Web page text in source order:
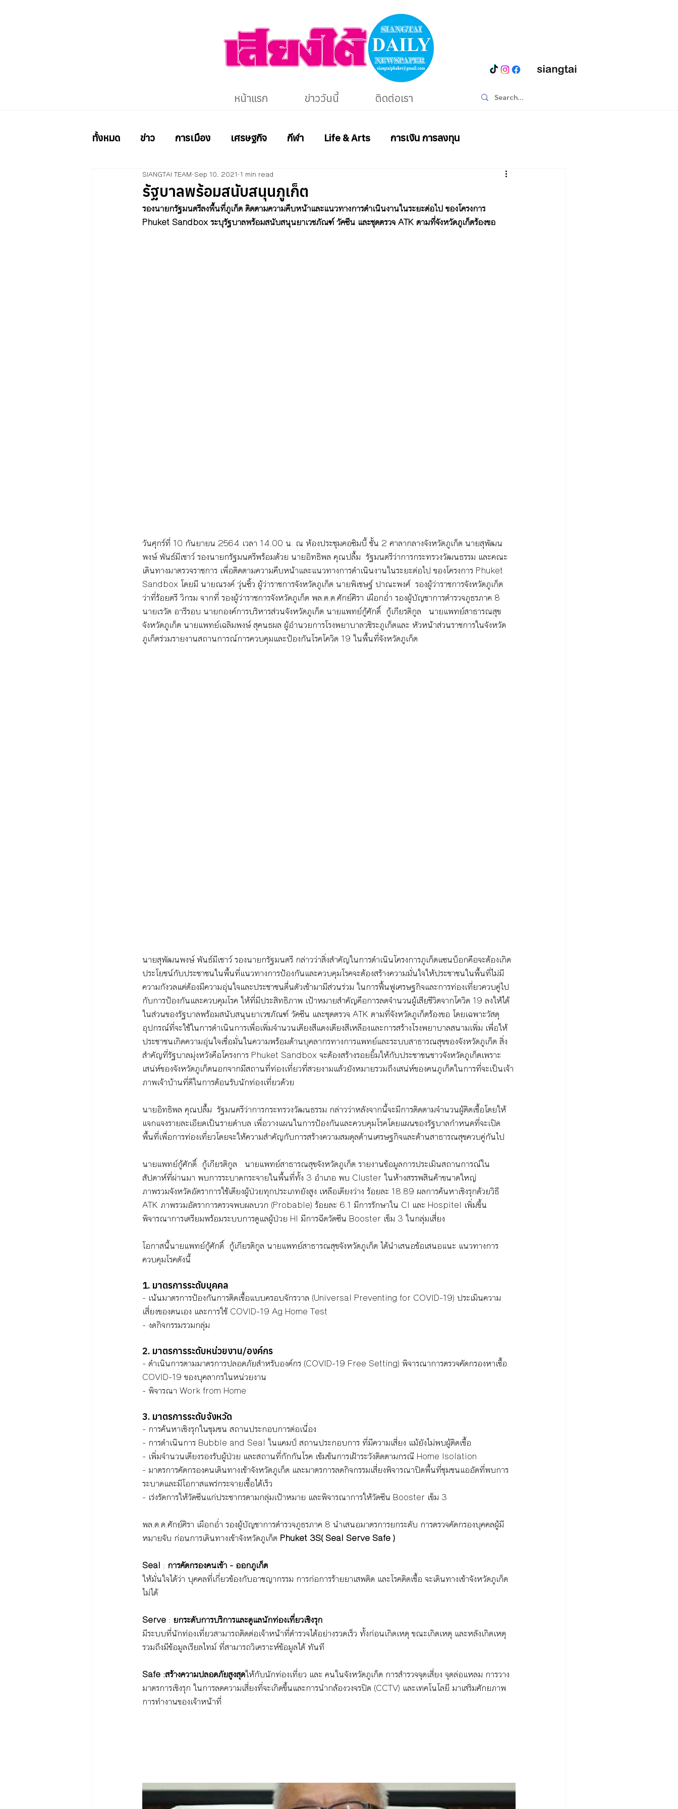
หน้าแรก ข่าววันนี้ ติดต่อเรา
ทั้งหมด ข่าว การเมือง เศรษฐกิจ กีฬา Life & Arts การเงิน การลงทุน
รัฐบาลพร้อมสนับสนุนภูเก็ต
SIANGTAI TEAM Sep 10, 2021 1 min read
รองนายกรัฐมนตรีลงพื้นที่ภูเก็ต ติดตามความคืบหน้าและแนวทางการดำเนินงานในระยะต่อไป ของโครงการ
Phuket Sandbox ระบุรัฐบาลพร้อมสนับสนุนยาเวชภัณฑ์ วัคซีน และชุดตรวจ ATK ตามที่จังหวัดภูเก็ตร้องขอ
วันศุกร์ที่ 10 กันยายน 2564 เวลา 14.00 น. ณ ห้องประชุมคอซิมบี้ ชั้น 2 ศาลากลางจังหวัดภูเก็ต นายสุพัฒน
พงษ์ พันธ์มีเชาว์ รองนายกรัฐมนตรีพร้อมด้วย นายอิทธิพล คุณปลื้ม  รัฐมนตรีว่าการกระทรวงวัฒนธรรม และคณะ
เดินทางมาตรวจราชการ เพื่อติดตามความคืบหน้าและแนวทางการดำเนินงานในระยะต่อไป ของโครงการ Phuket
Sandbox โดยมี นายณรงค์ วุ่นซิ้ว ผู้ว่าราชการจังหวัดภูเก็ต นายพิเชษฐ์ ปาณะพงศ์  รองผู้ว่าราชการจังหวัดภูเก็ต
ว่าที่ร้อยตรี วิกรม จากที่ รองผู้ว่าราชการจังหวัดภูเก็ต พล.ต.ต.ศักย์ศิรา เผือกอ่ำ รองผู้บัญชาการตำรวจภูธรภาค 8
นายเรวัต อารีรอบ นายกองค์การบริหารส่วนจังหวัดภูเก็ต นายแพทย์กู้ศักดิ์  กู้เกียรติกูล   นายแพทย์สาธารณสุข
จังหวัดภูเก็ต นายแพทย์เฉลิมพงษ์ สุคนธผล ผู้อำนวยการโรงพยาบาลวชิระภูเก็ตและ หัวหน้าส่วนราชการในจังหวัด
ภูเก็ตร่วมรายงานสถานการณ์การควบคุมและป้องกันโรคโควิด 19 ในพื้นที่จังหวัดภูเก็ต
นายสุพัฒนพงษ์ พันธ์มีเชาว์ รองนายกรัฐมนตรี กล่าวว่าสิ่งสำคัญในการดำเนินโครงการภูเก็ตแซนบ็อกคือจะต้องเกิด
ประโยชน์กับประชาชนในพื้นที่แนวทางการป้องกันและควบคุมโรคจะต้องสร้างความมั่นใจให้ประชาชนในพื้นที่ไม่มี
ความกังวลแต่ต้องมีความอุ่นใจและประชาชนตื่นตัวเข้ามามีส่วนร่วม ในการฟื้นฟูเศรษฐกิจและการท่องเที่ยวควบคู่ไป
กับการป้องกันและควบคุมโรค ให้ที่มีประสิทธิภาพ เป้าหมายสำคัญคือการลดจำนวนผู้เสียชีวิตจากโควิด 19 ลงให้ได้
ในส่วนของรัฐบาลพร้อมสนับสนุนยาเวชภัณฑ์ วัคซีน และชุดตรวจ ATK ตามที่จังหวัดภูเก็ตร้องขอ โดยเฉพาะวัสดุ
อุปกรณ์ที่จะใช้ในการดำเนินการเพื่อเพิ่มจำนวนเตียงสีแดงเตียงสีเหลืองและการสร้างโรงพยาบาลสนามเพิ่ม เพื่อให้
ประชาชนเกิดความอุ่นใจเชื่อมั่นในความพร้อมด้านบุคลากรทางการแพทย์และระบบสาธารณสุขของจังหวัดภูเก็ต สิ่ง
สำคัญที่รัฐบาลมุ่งหวังคือโครงการ Phuket Sandbox จะต้องสร้างรอยยิ้มให้กับประชาชนชาวจังหวัดภูเก็ตเพราะ
เสน่ห์ของจังหวัดภูเก็ตนอกจากมีสถานที่ท่องเที่ยวที่สวยงามแล้วยังหมายรวมถึงเสน่ห์ของคนภูเก็ตในการที่จะเป็นเจ้า
ภาพเจ้าบ้านที่ดีในการต้อนรับนักท่องเที่ยวด้วย
นายอิทธิพล คุณปลื้ม  รัฐมนตรีว่าการกระทรวงวัฒนธรรม กล่าวว่าหลังจากนี้จะมีการติดตามจำนวนผู้ติดเชื้อโดยให้
แจกแจงรายละเอียดเป็นรายตำบล เพื่อวางแผนในการป้องกันและควบคุมโรคโดยแผนของรัฐบาลกำหนดที่จะเปิด
พื้นที่เพื่อการท่องเที่ยวโดยจะให้ความสำคัญกับการสร้างความสมดุลด้านเศรษฐกิจและด้านสาธารณสุขควบคู่กันไป
นายแพทย์กู้ศักดิ์  กู้เกียรติกูล   นายแพทย์สาธารณสุขจังหวัดภูเก็ต รายงานข้อมูลการประเมินสถานการณ์ใน
สัปดาห์ที่ผ่านมา พบการระบาดกระจายในพื้นที่ทั้ง 3 อำเภอ พบ Cluster ในห้างสรรพสินค้าขนาดใหญ่
ภาพรวมจังหวัดอัตราการใช้เตียงผู้ป่วยทุกประเภทยังสูง เหลือเตียงว่าง ร้อยละ 18.89 ผลการค้นหาเชิงรุกด้วยวิธี
ATK ภาพรวมอัตราการตรวจพบผลบวก (Probable) ร้อยละ 6.1 มีการรักษาใน Cl และ Hospitel เพิ่มขึ้น
พิจารณาการเตรียมพร้อมระบบการดูแลผู้ป่วย HI มีการฉีดวัดซีน Booster เข็ม 3 ในกลุ่มเสี่ยง
โอกาสนี้นายแพทย์กู้ศักดิ์  กู้เกียรติกูล นายแพทย์สาธารณสุขจังหวัดภูเก็ต ได้นำเสนอข้อเสนอแนะ แนวทางการ
ควบคุมโรคดังนี้
1. มาตรการระดับบุคคล
- เน้นมาตรการป้องกันการติดเชื้อแบบครอบจักรวาล (Universal Preventing for COVID-19) ประเมินความ
เสี่ยงของตนเอง และการใช้ COVID-19 Ag Home Test
- งดกิจกรรมรวมกลุ่ม
2. มาตรการระดับหน่วยงาน/องค์กร
- ดำเนินการตามมาตรการปลอดภัยสำหรับองค์กร (COVID-19 Free Setting) พิจารณาการตรวจคัดกรองหาเชื้อ
COVID-19 ของบุคลากรในหน่วยงาน
- พิจารณา Work from Home
3. มาตรการระดับจังหวัด
- การค้นหาเชิงรุกในชุมชน สถานประกอบการต่อเนื่อง
- การดำเนินการ Bubble and Seal ในแคมป์ สถานประกอบการ ที่มีความเสี่ยง แม้ยังไม่พบผู้ติดเชื้อ
- เพิ่มจำนวนเตียงรองรับผู้ป่วย และสถานที่กักกันโรค เข้มข้นการเฝ้าระวังติดตามกรณี Home Isolation
- มาตรการคัดกรองคนเดินทางเข้าจังหวัดภูเก็ต และมาตรการลดกิจกรรมเสี่ยงพิจารณาปิดพื้นที่ชุมชนแออัดที่พบการ
ระบาดและมีโอกาสแพร่กระจายเชื้อได้เร็ว
- เร่งรัดการให้วัดซีนแก่ประชากรตามกลุ่มเป้าหมาย และพิจารณาการให้วัดซีน Booster เข็ม 3
พล.ต.ต.ศักย์ศิรา เผือกอ่ำ รองผู้บัญชาการตำรวจภูธรภาค 8 นำเสนอมาตรการยกระดับ การตรวจคัดกรองบุคคลผู้มี
หมายจับ ก่อนการเดินทางเข้าจังหวัดภูเก็ต Phuket 3S( Seal Serve Safe )
Seal : การคัดกรองคนเข้า - ออกภูเก็ต
ให้มั่นใจได้ว่า บุคคลที่เกี่ยวข้องกับอาชญากรรม การก่อการร้ายยาเสพติด และโรคติดเชื้อ จะเดินทางเข้าจังหวัดภูเก็ต
ไม่ได้
Serve : ยกระดับการบริการและดูแลนักท่องเที่ยวเชิงรุก
มีระบบที่นักท่องเที่ยวสามารถติดต่อเจ้าหน้าที่ตำรวจได้อย่างรวดเร็ว ทั้งก่อนเกิดเหตุ ขณะเกิดเหตุ และหลังเกิดเหตุ
รวมถึงมีข้อมูลเรียลไทม์ ที่สามารถวิเคราะห์ข้อมูลได้ ทันที
Safe :สร้างความปลอดภัยสูงสุดให้กับนักท่องเที่ยว และ คนในจังหวัดภูเก็ต การสำรวจจุดเสี่ยง จุดล่อแหลม การวาง
มาตรการเชิงรุก ในการลดความเสี่ยงที่จะเกิดขึ้นและการนำกล้องวงจรปิด (CCTV) และเทคโนโลยี มาเสริมศักยภาพ
การทำงานของเจ้าหน้าที่